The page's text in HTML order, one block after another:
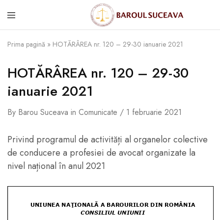
Prima pagină » HOTĂRÂREA nr. 120 – 29-30 ianuarie 2021
HOTĂRÂREA nr. 120 – 29-30
ianuarie 2021
By Barou Suceava in Comunicate 1 februarie 2021
Privind programul de activități al organelor colective
de conducere a profesiei de avocat organizate la
nivel național în anul 2021